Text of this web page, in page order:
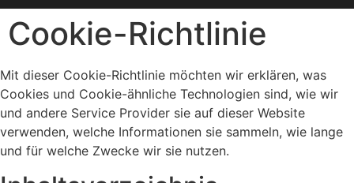
Cookie-Richtlinie
Mit dieser Cookie-Richtlinie möchten wir erklären, was
Cookies und Cookie-ähnliche Technologien sind, wie wir
und andere Service Provider sie auf dieser Website
verwenden, welche Informationen sie sammeln, wie lange
und für welche Zwecke wir sie nutzen.